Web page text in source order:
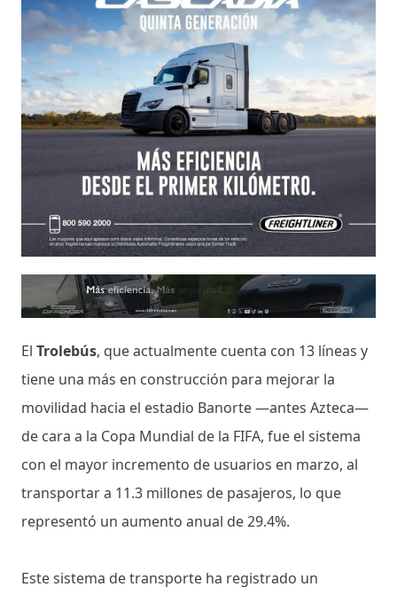
El Trolebús, que actualmente cuenta con 13 líneas y
tiene una más en construcción para mejorar la
movilidad hacia el estadio Banorte —antes Azteca—
de cara a la Copa Mundial de la FIFA, fue el sistema
con el mayor incremento de usuarios en marzo, al
transportar a 11.3 millones de pasajeros, lo que
representó un aumento anual de 29.4%.
Este sistema de transporte ha registrado un